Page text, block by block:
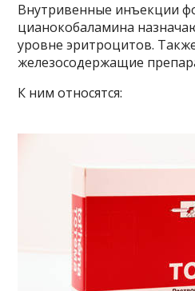
Внутривенные инъекции
цианокобаламина
уровне эритроцитов.
железосодержащие
К ним относятся: